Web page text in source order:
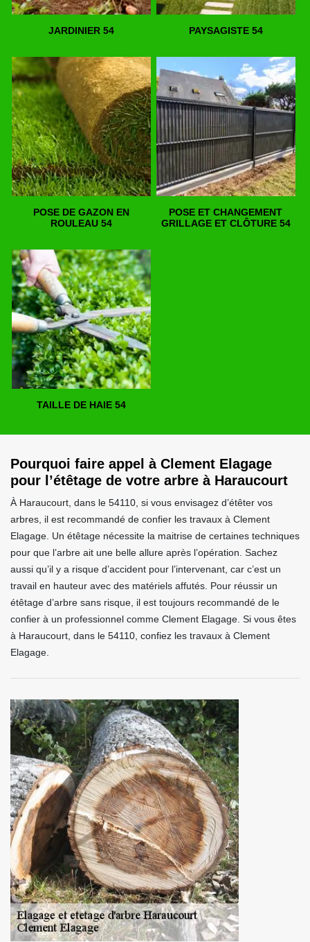
JARDINIER 54 PAYSAGISTE 54
POSE DE GAZON EN
ROULEAU 54
POSE ET CHANGEMENT
GRILLAGE ET CLÔTURE 54
TAILLE DE HAIE 54
Pourquoi faire appel à Clement Elagage
pour l’étêtage de votre arbre à Haraucourt
À Haraucourt, dans le 54110, si vous envisagez d’étêter vos
arbres, il est recommandé de confier les travaux à Clement
Elagage. Un étêtage nécessite la maitrise de certaines techniques
pour que l’arbre ait une belle allure après l’opération. Sachez
aussi qu’il y a risque d’accident pour l’intervenant, car c’est un
travail en hauteur avec des matériels affutés. Pour réussir un
étêtage d’arbre sans risque, il est toujours recommandé de le
confier à un professionnel comme Clement Elagage. Si vous êtes
à Haraucourt, dans le 54110, confiez les travaux à Clement
Elagage.